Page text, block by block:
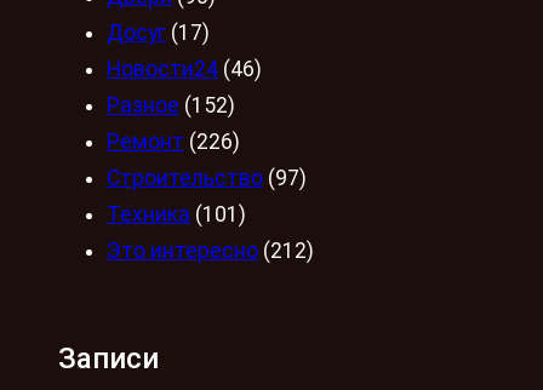
Досуг (17)
Новости24 (46)
Разное (152)
Ремонт (226)
Строительство (97)
Техника (101)
Это интересно (212)
Записи